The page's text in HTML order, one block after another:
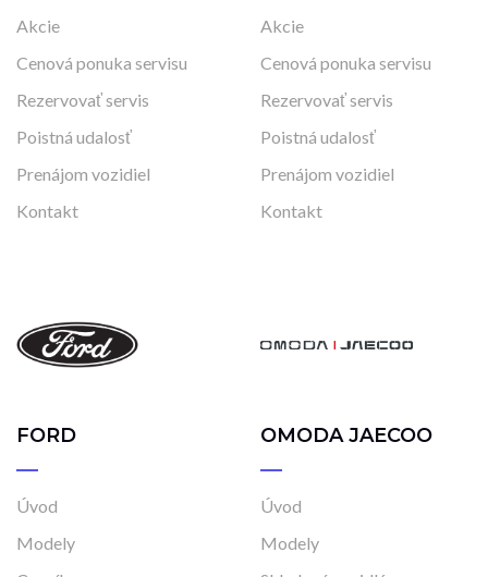
Akcie
Cenová ponuka servisu
Rezervovať servis
Poistná udalosť
Prenájom vozidiel
Kontakt
Akcie
Cenová ponuka servisu
Rezervovať servis
Poistná udalosť
Prenájom vozidiel
Kontakt
FORD
Úvod
Modely
OMODA JAECOO
Úvod
Modely